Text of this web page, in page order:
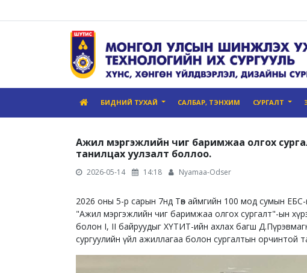
БИДНИЙ ТУХАЙ САЛБАР, ТЭНХИМ СУРГАЛТ
Ажил мэргэжлийн чиг баримжаа олгох
танилцах уулзалт боллоо.
2026-05-14 14:18 Nyamaa-Odser
2026 оны 5-р сарын 7нд Төв аймгийн 100 мод сумын
"Ажил мэргэжлийн чиг баримжаа олгох сургалт"-ын
болон I, II байруудыг ХҮТИТ-ийн ахлах багш
сургуулийн үйл ажиллагаа болон сургалтын орчинтой